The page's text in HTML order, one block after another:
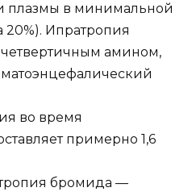
плазмы в минимальной
Ипратропия
амином,
во время
примерно 1,6
бромида —